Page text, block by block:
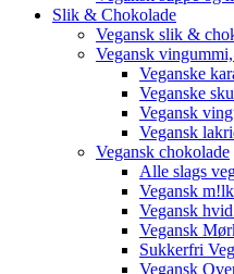
Slik & Chokolade
Vegansk slik &
Vegansk
Veganske
Veganske
Vegansk
Vegansk
Vegansk chokolade
Alle slags
Vegansk
Vegansk
Vegansk
Sukkerfri
Vegansk